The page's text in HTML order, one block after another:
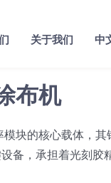
关于我们 中
布机
块的核心载体，其
备，承担着光刻胶